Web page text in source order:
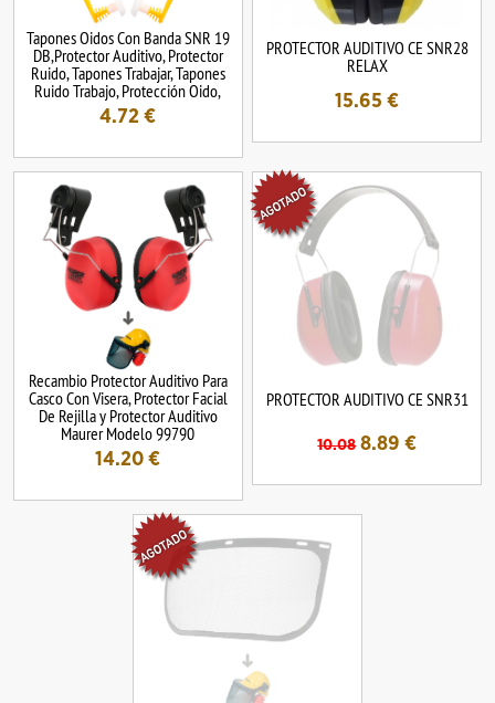
Tapones Oidos Con Banda SNR 19
DB,Protector Auditivo, Protector
Ruido, Tapones Trabajar, Tapones
Ruido Trabajo, Protección Oido,
4.72 €
PROTECTOR AUDITIVO CE SNR28
RELAX
15.65 €
Recambio Protector Auditivo Para
Casco Con Visera, Protector Facial
De Rejilla y Protector Auditivo
Maurer Modelo 99790
14.20 €
PROTECTOR AUDITIVO CE SNR31
10.08 8.89 €